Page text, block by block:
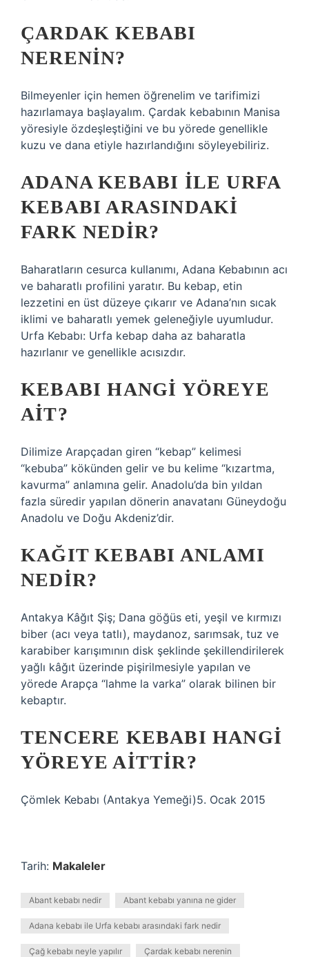
ÇARDAK KEBABI
NERENIN?
Bilmeyenler için hemen öğrenelim ve tarifimizi
hazırlamaya başlayalım. Çardak kebabının Manisa
yöresiyle özdeşleştiğini ve bu yörede genellikle
kuzu ve dana etiyle hazırlandığını söyleyebiliriz.
ADANA KEBABI ILE URFA
KEBABI ARASINDAKI
FARK NEDIR?
Baharatların cesurca kullanımı, Adana Kebabının acı
ve baharatlı profilini yaratır. Bu kebap, etin
lezzetini en üst düzeye çıkarır ve Adana’nın sıcak
iklimi ve baharatlı yemek geleneğiyle uyumludur.
Urfa Kebabı: Urfa kebap daha az baharatla
hazırlanır ve genellikle acısızdır.
KEBABI HANGI YÖREYE
AIT?
Dilimize Arapçadan giren “kebap” kelimesi
“kebuba” kökünden gelir ve bu kelime “kızartma,
kavurma” anlamına gelir. Anadolu’da bin yıldan
fazla süredir yapılan dönerin anavatanı Güneydoğu
Anadolu ve Doğu Akdeniz’dir.
KAĞIT KEBABI ANLAMI
NEDIR?
Antakya Kâğıt Şiş; Dana göğüs eti, yeşil ve kırmızı
biber (acı veya tatlı), maydanoz, sarımsak, tuz ve
karabiber karışımının disk şeklinde şekillendirilerek
yağlı kâğıt üzerinde pişirilmesiyle yapılan ve
yörede Arapça “lahme la varka” olarak bilinen bir
kebaptır.
TENCERE KEBABI HANGI
YÖREYE AITTIR?
Çömlek Kebabı (Antakya Yemeği)5. Ocak 2015
Tarih: Makaleler
Abant kebabı nedir Abant kebabı yanına ne gider
Adana kebabı ile Urfa kebabı arasındaki fark nedir
Çağ kebabı neyle yapılır Çardak kebabı nerenin